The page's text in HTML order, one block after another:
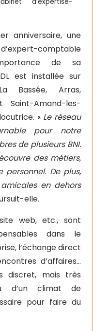
anniversaire, une
comptable
de sa
est installée sur
Bassée, Arras,
Saint-Amand-les-
«Le réseau
pour notre
de plusieurs BNI.
des métiers,
personnel. De plus,
en dehors
elle.
web, etc., sont
dans le
l’échange direct
d’affaires…
discret, mais très
d’un climat de
pour faire du